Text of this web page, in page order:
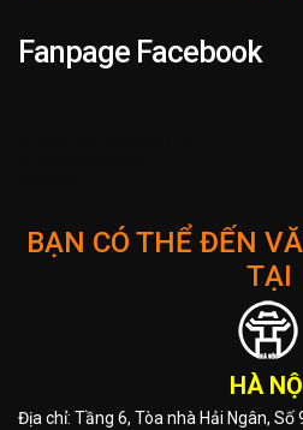
Fanpage Facebook
BẠN CÓ THỂ ĐẾN
TẠI
HÀ
Địa chỉ: Tầng 6, Tòa nhà Hải Ngân, Số